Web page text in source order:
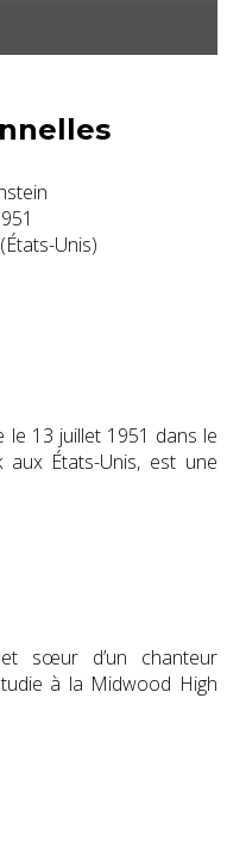
Unis)
le 13 juillet 1951 dans le
États-Unis, est une
et sœur d’un chanteur
à la Midwood High